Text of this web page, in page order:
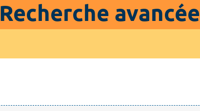
Recherche avancée